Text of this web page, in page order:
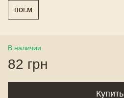
пог.м
В наличии
82 грн
Купить